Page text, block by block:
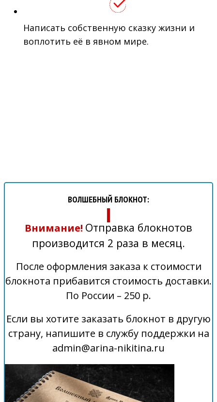
Написать собственную сказку жизни и
воплотить её в явном мире.
ВОЛШЕБНЫЙ БЛОКНОТ:
Внимание! Отправка блокнотов
производится 2 раза в месяц.
После оформления заказа к стоимости
блокнота прибавится стоимость доставки.
По России – 250 р.
Если вы хотите заказать блокнот в другую
страну, напишите в службу поддержки на
admin@arina-nikitina.ru